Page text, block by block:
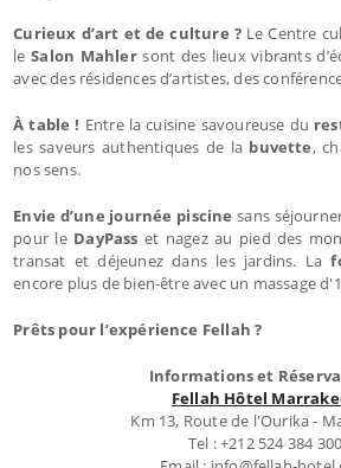
Curieux d’art et de culture ? Le Centre
leSalon Mahlersont des lieux vibrants
avec des résidences d’artistes, des
À table ! Entre la cuisine savoureuse du
les saveurs authentiques de la buvette,
nos sens.
Envie d’une journée piscine sans
pour le DayPass et nagez au pied des
transat et déjeunez dans les jardins. La
encore plus de bien-être avec un massage
Prêts pour l’expérience Fellah ?
Informations et
Fellah Hôtel
Km 13, Route de l'Ourika -
Tel : +212 524 384 300